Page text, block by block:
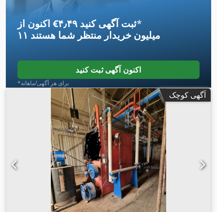
اکنون از ‎€۴٫۴۹ ثبت آگهی کنید*
۱۱ میلیون خریدار منتظر شما هستند
اکنون آگهی ثبت کنید
*برای هر آگهی/ماهانه
آگهی کوچک